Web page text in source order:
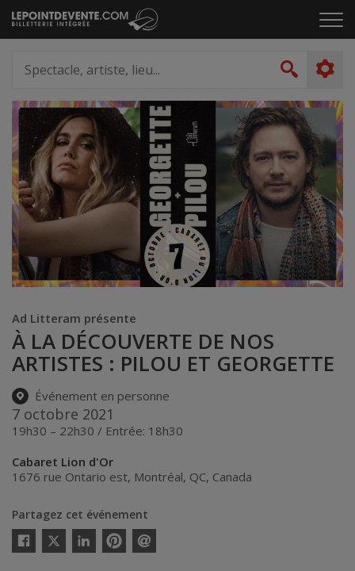
Passer
au
le
artiste,
lieu...
Ad Litteram présente
À LA DÉCOUVERTE DE NOS
ARTISTES : PILOU ET GEORGETTE
Événement en personne
7 octobre 2021
19h30 – 22h30 / Entrée: 18h30
Cabaret Lion d'Or
1676 rue Ontario est, Montréal, QC, Canada
Partagez cet événement
Twitter